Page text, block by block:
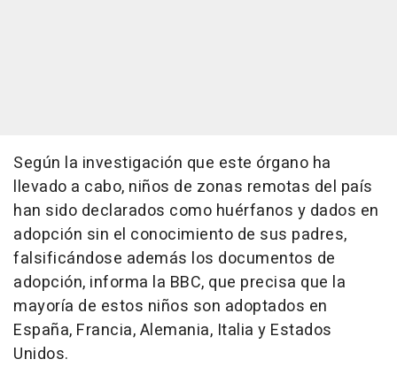
Según la investigación que este órgano ha
llevado a cabo, niños de zonas remotas del país
han sido declarados como huérfanos y dados en
adopción sin el conocimiento de sus padres,
falsificándose además los documentos de
adopción, informa la BBC, que precisa que la
mayoría de estos niños son adoptados en
España, Francia, Alemania, Italia y Estados
Unidos.